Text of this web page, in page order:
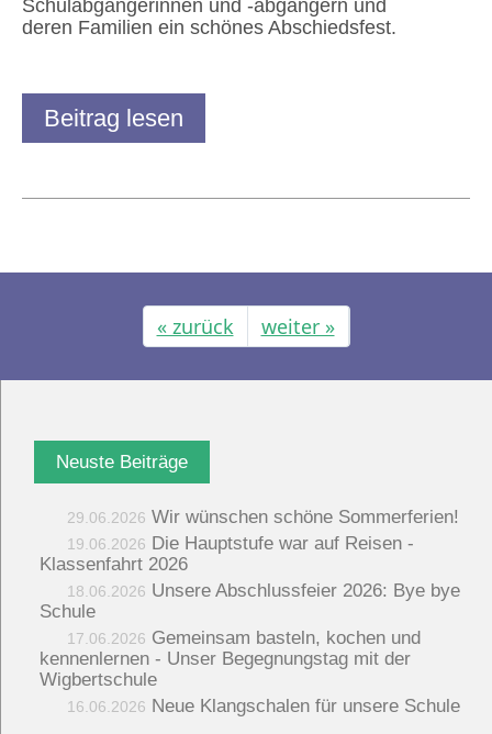
Schulabgängerinnen und -abgängern und
deren Familien ein schönes Abschiedsfest.
Beitrag lesen
« zurück weiter »
Neuste Beiträge
29.06.2026 Wir wünschen schöne Sommerferien!
19.06.2026 Die Hauptstufe war auf Reisen -
Klassenfahrt 2026
18.06.2026 Unsere Abschlussfeier 2026: Bye bye
Schule
17.06.2026 Gemeinsam basteln, kochen und
kennenlernen - Unser Begegnungstag mit der
Wigbertschule
16.06.2026 Neue Klangschalen für unsere Schule